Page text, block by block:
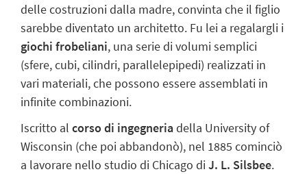
delle costruzioni dalla madre, convinta che il figlio
sarebbe diventato un architetto. Fu lei a regalargli i
giochi frobeliani, una serie di volumi semplici
(sfere, cubi, cilindri, parallelepipedi) realizzati in
vari materiali, che possono essere assemblati in
infinite combinazioni.
Iscritto al corso di ingegneriadella University of
Wisconsin (che poi abbandonò), nel 1885 cominciò
a lavorare nello studio di Chicago diJ. L. Silsbee.